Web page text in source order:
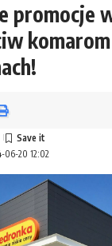
promocje
06-20 12:02